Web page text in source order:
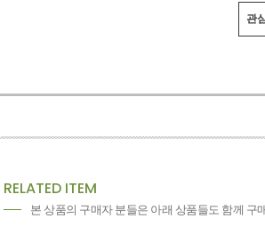
관
RELATED ITEM
본 상품의 구매자 분들은 아래 상품들도 함께 구